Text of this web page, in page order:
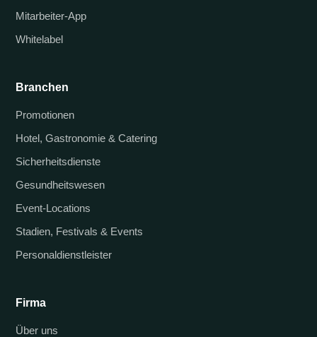
Mitarbeiter-App
Whitelabel
Branchen
Promotionen
Hotel, Gastronomie & Catering
Sicherheitsdienste
Gesundheitswesen
Event-Locations
Stadien, Festivals & Events
Personaldienstleister
Firma
Über uns